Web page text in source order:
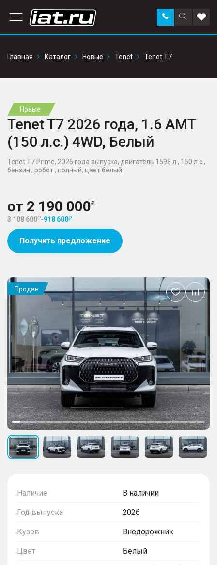
Поиск
по
Заказать
звонок в
Главная
Каталог Новые Tenet Tenet T7
Новые
Tenet T7 2026 года, 1.6 AMT
(150 л.с.) 4WD, Белый
Tenet T7 Prime, 2026 года выпуска, двигатель 1598 л., 150 л.с.,
бензин , робот , полный, цвет белый
от 2 190 000
3 108 600 -918 600
Получить предложение
Наличие В наличии
Год выпуска 2026
Кузов Внедорожник
Цвет Белый
Продан
Добавить
в
избранное